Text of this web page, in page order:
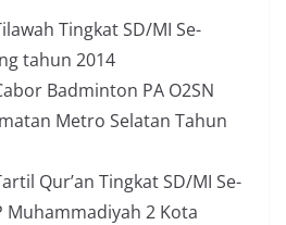
Tingkat SD/MI Se-
tahun 2014
Badminton PA O2SN
Metro Selatan Tahun
Qur’an Tingkat SD/MI Se-
Muhammadiyah 2 Kota